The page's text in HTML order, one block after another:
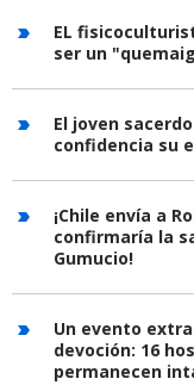
EL
ser un
El joven
confidencia su
¡Chile envía a
confirmaría la
Gumucio!
Un evento
devoción: 16
permanecen